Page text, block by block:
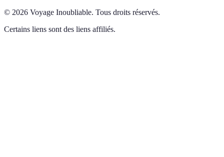
© 2026 Voyage Inoubliable. Tous droits réservés.
Certains liens sont des liens affiliés.